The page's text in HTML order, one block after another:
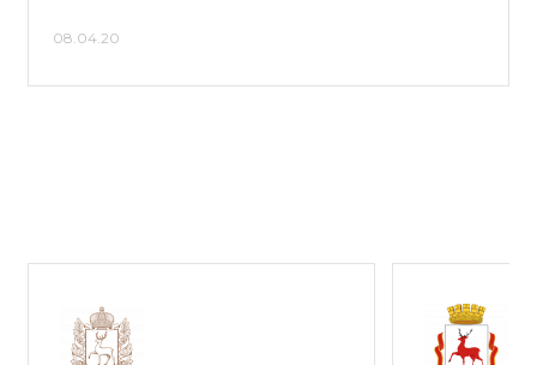
08.04.20